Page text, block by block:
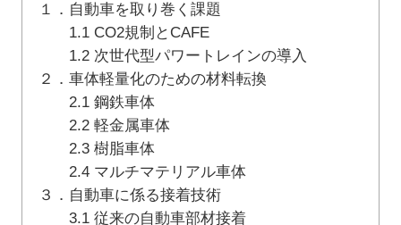
１．自動車を取り巻く課題
1.1 CO2規制とCAFE
1.2 次世代型パワートレインの導入
２．車体軽量化のための材料転換
2.1 鋼鉄車体
2.2 軽金属車体
2.3 樹脂車体
2.4 マルチマテリアル車体
３．自動車に係る接着技術
3.1 従来の自動車部材接着